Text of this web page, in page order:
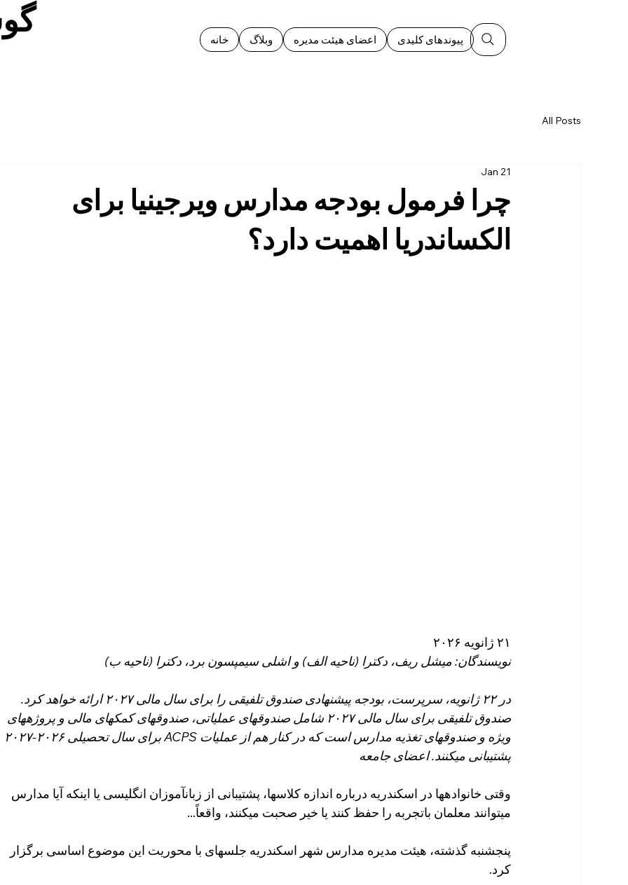
خانه وبلاگ اعضای هیئت مدیره پیوندهای کلیدی
All Posts
چرا فرمول بودجه مدارس ویرجینیا برای
الکساندریا اهمیت دارد؟
Jan 21
۲۱ ژانویه ۲۰۲۶
نویسندگان: میشل ریف، دکترا (ناحیه الف) و اشلی سیمپسون برد، دکترا (ناحیه ب)
در ۲۲ ژانویه، سرپرست، بودجه پیشنهادی صندوق تلفیقی را برای سال مالی ۲۰۲۷ ارائه خواهد کرد.
صندوق تلفیقی برای سال مالی ۲۰۲۷ شامل صندوقهای عملیاتی، صندوقهای کمکهای مالی و پروژههای
پشتیبانی میکنند. اعضای جامعه
وقتی خانوادهها در اسکندریه درباره اندازه کلاسها، پشتیبانی از زبانآموزان انگلیسی یا اینکه آیا مدارس
میتوانند معلمان باتجربه را حفظ کنند یا خیر صحبت میکنند، واقعاً...
پنجشنبه گذشته، هیئت مدیره مدارس شهر اسکندریه جلسهای با محوریت این موضوع اساسی برگزار
کرد.